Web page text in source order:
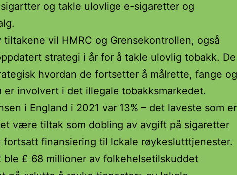
og takle ulovlige e-sigaretter og
tiltakene vil HMRC og Grensekontrollen, også
strategi i år for å takle ulovlig tobakk. De
hvordan de fortsetter å målrette, fange og
er involvert i det illegale tobakksmarkedet.
i England i 2021 var 13% – det laveste som er
være tiltak som dobling av avgift på sigaretter
fortsatt finansiering til lokale røykeslutttjenester.
ble £ 68 millioner av folkehelsetilskuddet